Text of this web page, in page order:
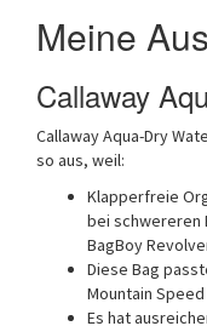
Meine
Callaway
Callaway Aqua-Dry
so aus, weil:
Klapperfreie
bei schwereren
BagBoy
Diese Bag
Mountain Speed
Es hat